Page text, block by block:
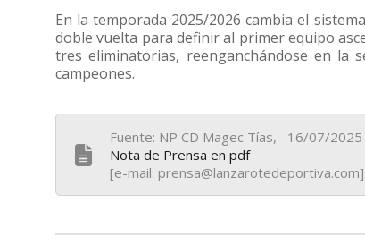
En la temporada 2025/2026 cambia el
doble vuelta para definir al primer equipo
tres eliminatorias, reenganchándose en la
campeones.
Fuente: NP CD Magec Tías, 16/07/2025
Nota de Prensa en pdf
[e-mail: prensa@lanzarotedeportiva.com]